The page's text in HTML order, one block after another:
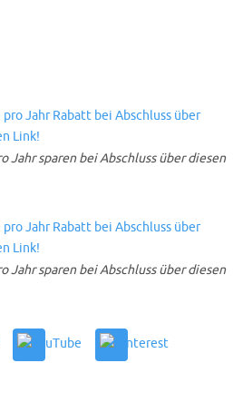
Jahr sparen bei Abschluss über diesen
Jahr sparen bei Abschluss über diesen